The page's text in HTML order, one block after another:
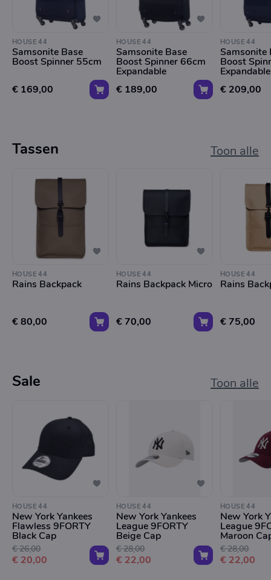
HOUSE 44
Samsonite Base
Boost Spinner 55cm
€ 169,00
HOUSE 44
Samsonite Base
Boost Spinner 66cm
Expandable
€ 189,00
HOUSE 44
Samsonite
Boost
Expandable
€ 209,00
Tassen Toon alle
HOUSE 44
Rains Backpack
€ 80,00
HOUSE 44
Rains Backpack Micro
€ 70,00
HOUSE 44
Rains
€ 75,00
Sale Toon alle
HOUSE 44
New York Yankees
Flawless 9FORTY
Black Cap
€ 26,00
€ 20,00
HOUSE 44
New York Yankees
League 9FORTY
Beige Cap
€ 28,00
€ 22,00
HOUSE 44
New York
League
Maroon
€ 28,00
€ 22,00